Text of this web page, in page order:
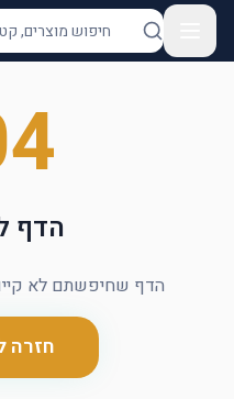
הדף
הדף שחיפשתם לא
חזרה